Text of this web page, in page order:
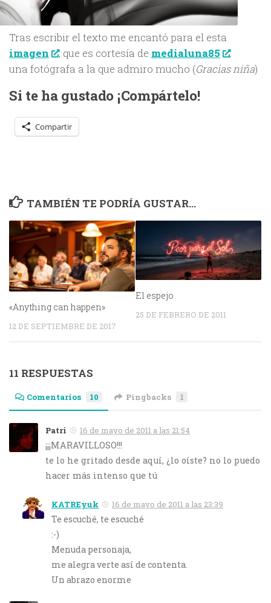
Tras escribir el texto me encantó para el esta
imagen
, que es cortesía de medialuna85
,
una fotógrafa a la que admiro mucho (Gracias niña)
Si te ha gustado ¡Compártelo!
Compartir
TAMBIÉN TE PODRÍA GUSTAR...
«Anything can happen»
12 DE SEPTIEMBRE DE 2017
El espejo
25 DE FEBRERO DE 2011
11 RESPUESTAS
Comentarios 10 Pingbacks 1
Patri 16 de mayo de 2011 a las 21:54
¡¡¡MARAVILLOSO!!!
te lo he gritado desde aquí, ¿lo oíste? no lo puedo
hacer más intenso que tú
KATREyuk 16 de mayo de 2011 a las 23:39
Te escuché, te escuché
:-)
Menuda personaja,
me alegra verte así de contenta.
Un abrazo enorme